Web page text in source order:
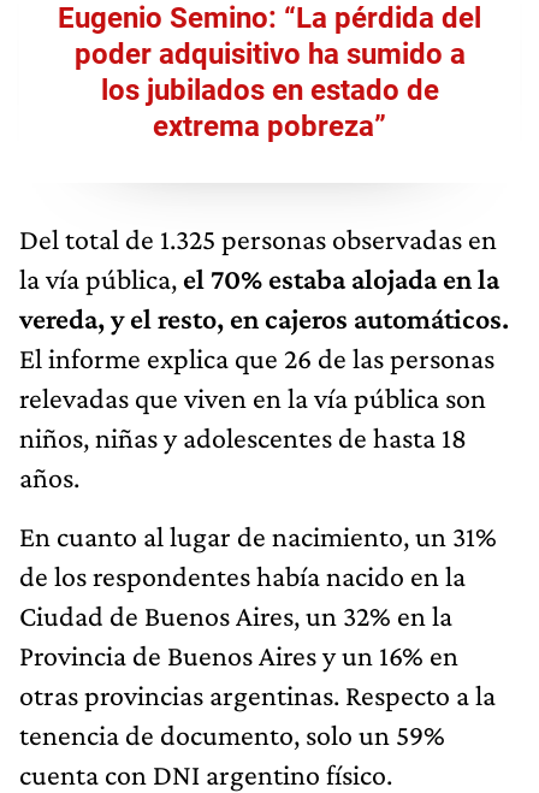
Eugenio Semino: “La pérdida del
poder adquisitivo ha sumido a
los jubilados en estado de
extrema pobreza”
Del total de 1.325 personas observadas en
la vía pública, el 70% estaba alojada en la
vereda, y el resto, en cajeros automáticos.
El informe explica que 26 de las personas
relevadas que viven en la vía pública son
niños, niñas y adolescentes de hasta 18
años.
En cuanto al lugar de nacimiento, un 31%
de los respondentes había nacido en la
Ciudad de Buenos Aires, un 32% en la
Provincia de Buenos Aires y un 16% en
otras provincias argentinas. Respecto a la
tenencia de documento, solo un 59%
cuenta con DNI argentino físico.